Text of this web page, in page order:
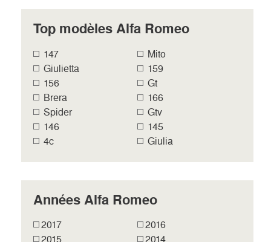
Top modèles Alfa Romeo
147
Mito
Giulietta
159
156
Gt
Brera
166
Spider
Gtv
146
145
4c
Giulia
Années Alfa Romeo
2017
2016
2015
2014